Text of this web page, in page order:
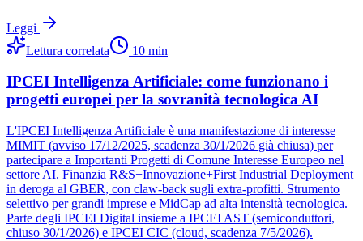
Leggi
Lettura correlata
10 min
IPCEI Intelligenza Artificiale: come funzionano i
progetti europei per la sovranità tecnologica AI
L'IPCEI Intelligenza Artificiale è una manifestazione di interesse
MIMIT (avviso 17/12/2025, scadenza 30/1/2026 già chiusa) per
partecipare a Importanti Progetti di Comune Interesse Europeo nel
settore AI. Finanzia R&S+Innovazione+First Industrial Deployment
in deroga al GBER, con claw-back sugli extra-profitti. Strumento
selettivo per grandi imprese e MidCap ad alta intensità tecnologica.
Parte degli IPCEI Digital insieme a IPCEI AST (semiconduttori,
chiuso 30/1/2026) e IPCEI CIC (cloud, scadenza 7/5/2026).